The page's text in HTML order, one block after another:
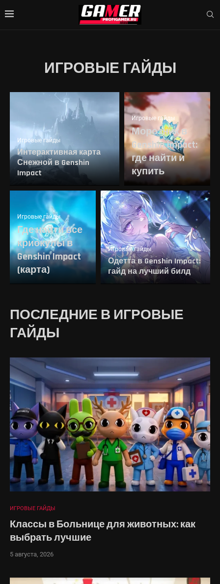
ИГРОВЫЕ ГАЙДЫ
Игровые гайды
Интерактивная карта
Снежной в Genshin
Impact
Игровые гайды
Морозник в
Genshin Impact:
где найти и
купить
Игровые гайды
Где найти все
криокулы в
Genshin Impact
(карта)
Игровые гайды
Одетта в Genshin Impact:
гайд на лучший билд
ПОСЛЕДНИЕ В ИГРОВЫЕ
ГАЙДЫ
ИГРОВЫЕ ГАЙДЫ
Классы в Больнице для животных: как
выбрать лучшие
5 августа, 2026